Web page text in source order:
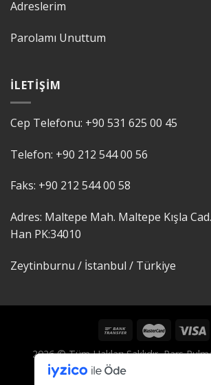
Adreslerim
Parolamı Unuttum
İLETIŞIM
Cep Telefonu: +90 531 625 00 45
Telefon: +90 212 544 00 56
Faks: +90 212 544 00 58
Adres: Maltepe Mah. Maltepe Kışla
Han PK:34010
Zeytinburnu / İstanbul / Türkiye
2026 © Tüm Hakları Saklıdır, Pars
Tarafından Tasarlanmıştır